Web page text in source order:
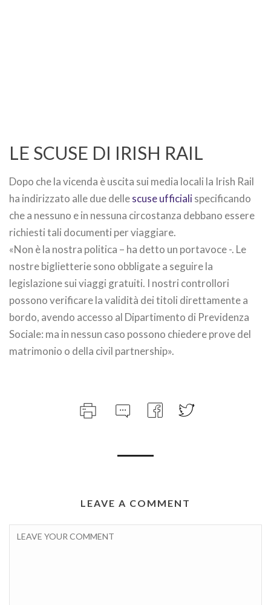
LE SCUSE DI IRISH RAIL
Dopo che la vicenda è uscita sui media locali la Irish Rail
ha indirizzato alle due dellescuse ufficialispecificando
che a nessuno e in nessuna circostanza debbano essere
richiesti tali documenti per viaggiare.
«Non è la nostra politica – ha detto un portavoce -. Le
nostre biglietterie sono obbligate a seguire la
legislazione sui viaggi gratuiti. I nostri controllori
possono verificare la validità dei titoli direttamente a
bordo, avendo accesso al Dipartimento di Previdenza
Sociale: ma in nessun caso possono chiedere prove del
matrimonio o della civil partnership».
LEAVE A COMMENT